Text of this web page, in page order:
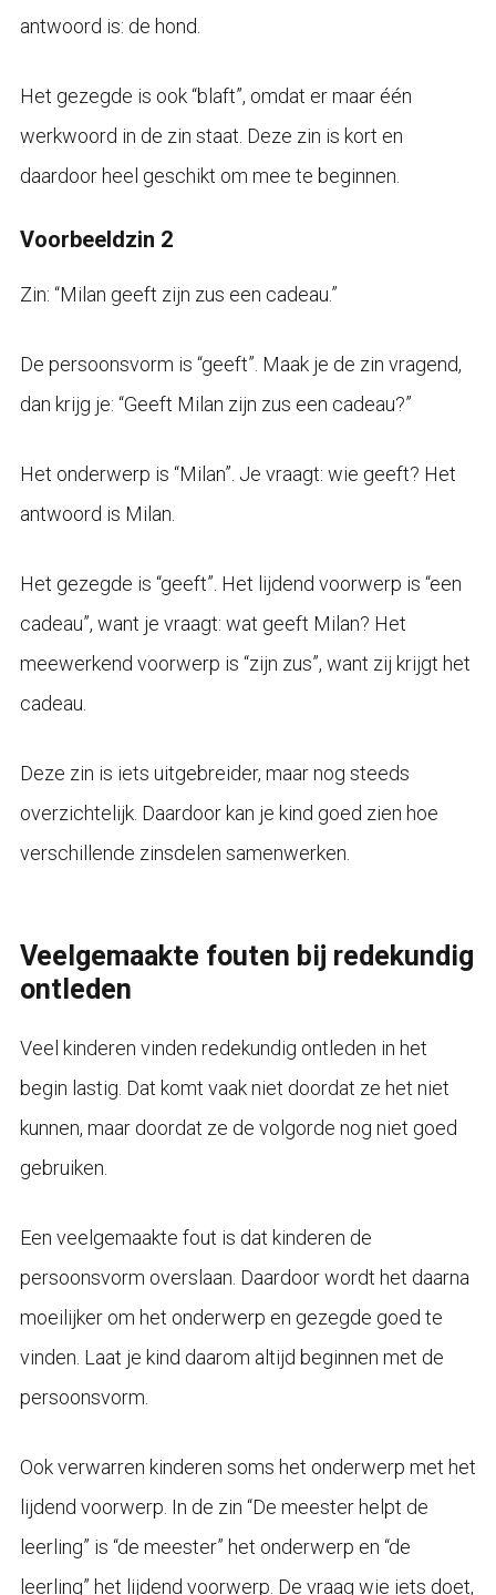
antwoord is: de hond.
Het gezegde is ook “blaft”, omdat er maar één
werkwoord in de zin staat. Deze zin is kort en
daardoor heel geschikt om mee te beginnen.
Voorbeeldzin 2
Zin: “Milan geeft zijn zus een cadeau.”
De persoonsvorm is “geeft”. Maak je de zin vragend,
dan krijg je: “Geeft Milan zijn zus een cadeau?”
Het onderwerp is “Milan”. Je vraagt: wie geeft? Het
antwoord is Milan.
Het gezegde is “geeft”. Het lijdend voorwerp is “een
cadeau”, want je vraagt: wat geeft Milan? Het
meewerkend voorwerp is “zijn zus”, want zij krijgt het
cadeau.
Deze zin is iets uitgebreider, maar nog steeds
overzichtelijk. Daardoor kan je kind goed zien hoe
verschillende zinsdelen samenwerken.
Veelgemaakte fouten bij redekundig
ontleden
Veel kinderen vinden redekundig ontleden in het
begin lastig. Dat komt vaak niet doordat ze het niet
kunnen, maar doordat ze de volgorde nog niet goed
gebruiken.
Een veelgemaakte fout is dat kinderen de
persoonsvorm overslaan. Daardoor wordt het daarna
moeilijker om het onderwerp en gezegde goed te
vinden. Laat je kind daarom altijd beginnen met de
persoonsvorm.
Ook verwarren kinderen soms het onderwerp met het
lijdend voorwerp. In de zin “De meester helpt de
leerling” is “de meester” het onderwerp en “de
leerling” het lijdend voorwerp. De vraag wie iets doet,